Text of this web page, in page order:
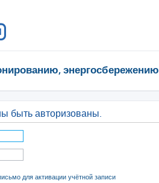
энергосбережению
быть авторизованы.
для активации учётной записи